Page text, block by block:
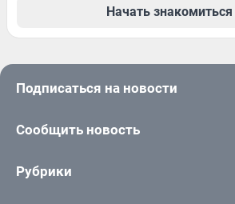
Начать знакомиться
Подписаться на новости
Сообщить новость
Рубрики